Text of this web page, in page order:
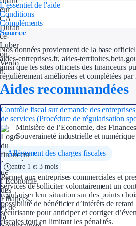
L'essentiel de l'aide
Conditions
Compléments
Source
Nos données proviennent de la base
aides-entreprises.fr, aides-
ainsi que les sites officiels des financeurs
régulièrement améliorées et complétées par
Aides recommandées
Contrôle fiscal sur demande des
de services (Procédure de régularisation
Ministère de l’Economie, des
Souveraineté industrielle et numérique
Allègement des charges fiscales
entre 1 et 3 mois
Permet aux entreprises commerciales et
services de solliciter volontairement un
régulariser leur situation sur des points
possibilité de bénéficier d’intérêts de
sécurisante pour anticiper et corriger
fiscales tout en limitant les pénalités.